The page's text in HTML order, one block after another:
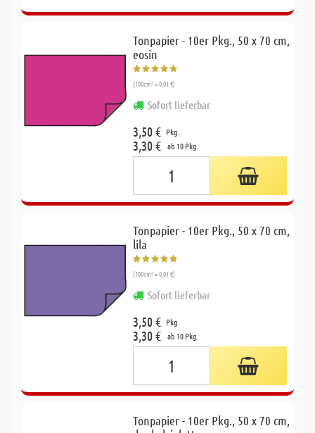
Tonpapier - 10er Pkg., 50 x 70 cm,
eosin
(100cm² = 0,01 €)
Sofort lieferbar
3,50 € Pkg.
3,30 € ab 10 Pkg.
Tonpapier - 10er Pkg., 50 x 70 cm,
lila
(100cm² = 0,01 €)
Sofort lieferbar
3,50 € Pkg.
3,30 € ab 10 Pkg.
Tonpapier - 10er Pkg., 50 x 70 cm,